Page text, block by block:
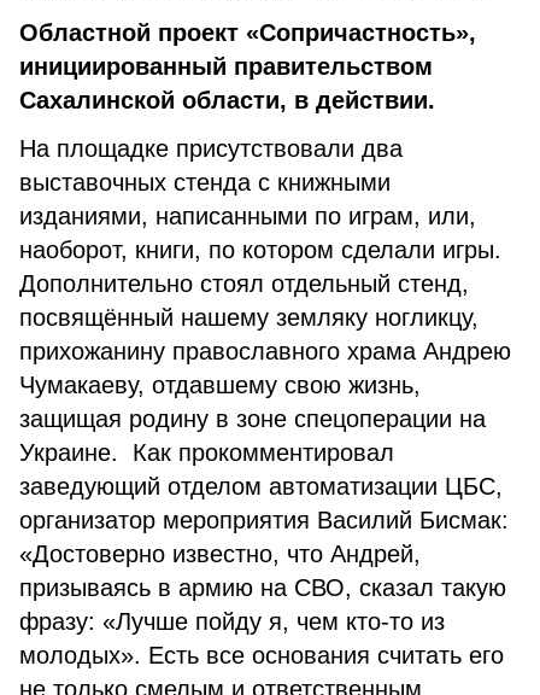
Областной проект «Сопричастность»,
инициированный правительством
Сахалинской области, в действии.
На площадке присутствовали два
выставочных стенда с книжными
изданиями, написанными по играм, или,
наоборот, книги, по котором сделали игры.
Дополнительно стоял отдельный стенд,
посвящённый нашему земляку ногликцу,
прихожанину православного храма Андрею
Чумакаеву, отдавшему свою жизнь,
защищая родину в зоне спецоперации на
Украине. Как прокомментировал
заведующий отделом автоматизации ЦБС,
организатор мероприятия Василий Бисмак:
«Достоверно известно, что Андрей,
призываясь в армию на СВО, сказал такую
фразу: «Лучше пойду я, чем кто-то из
молодых». Есть все основания считать его
не только смелым и ответственным